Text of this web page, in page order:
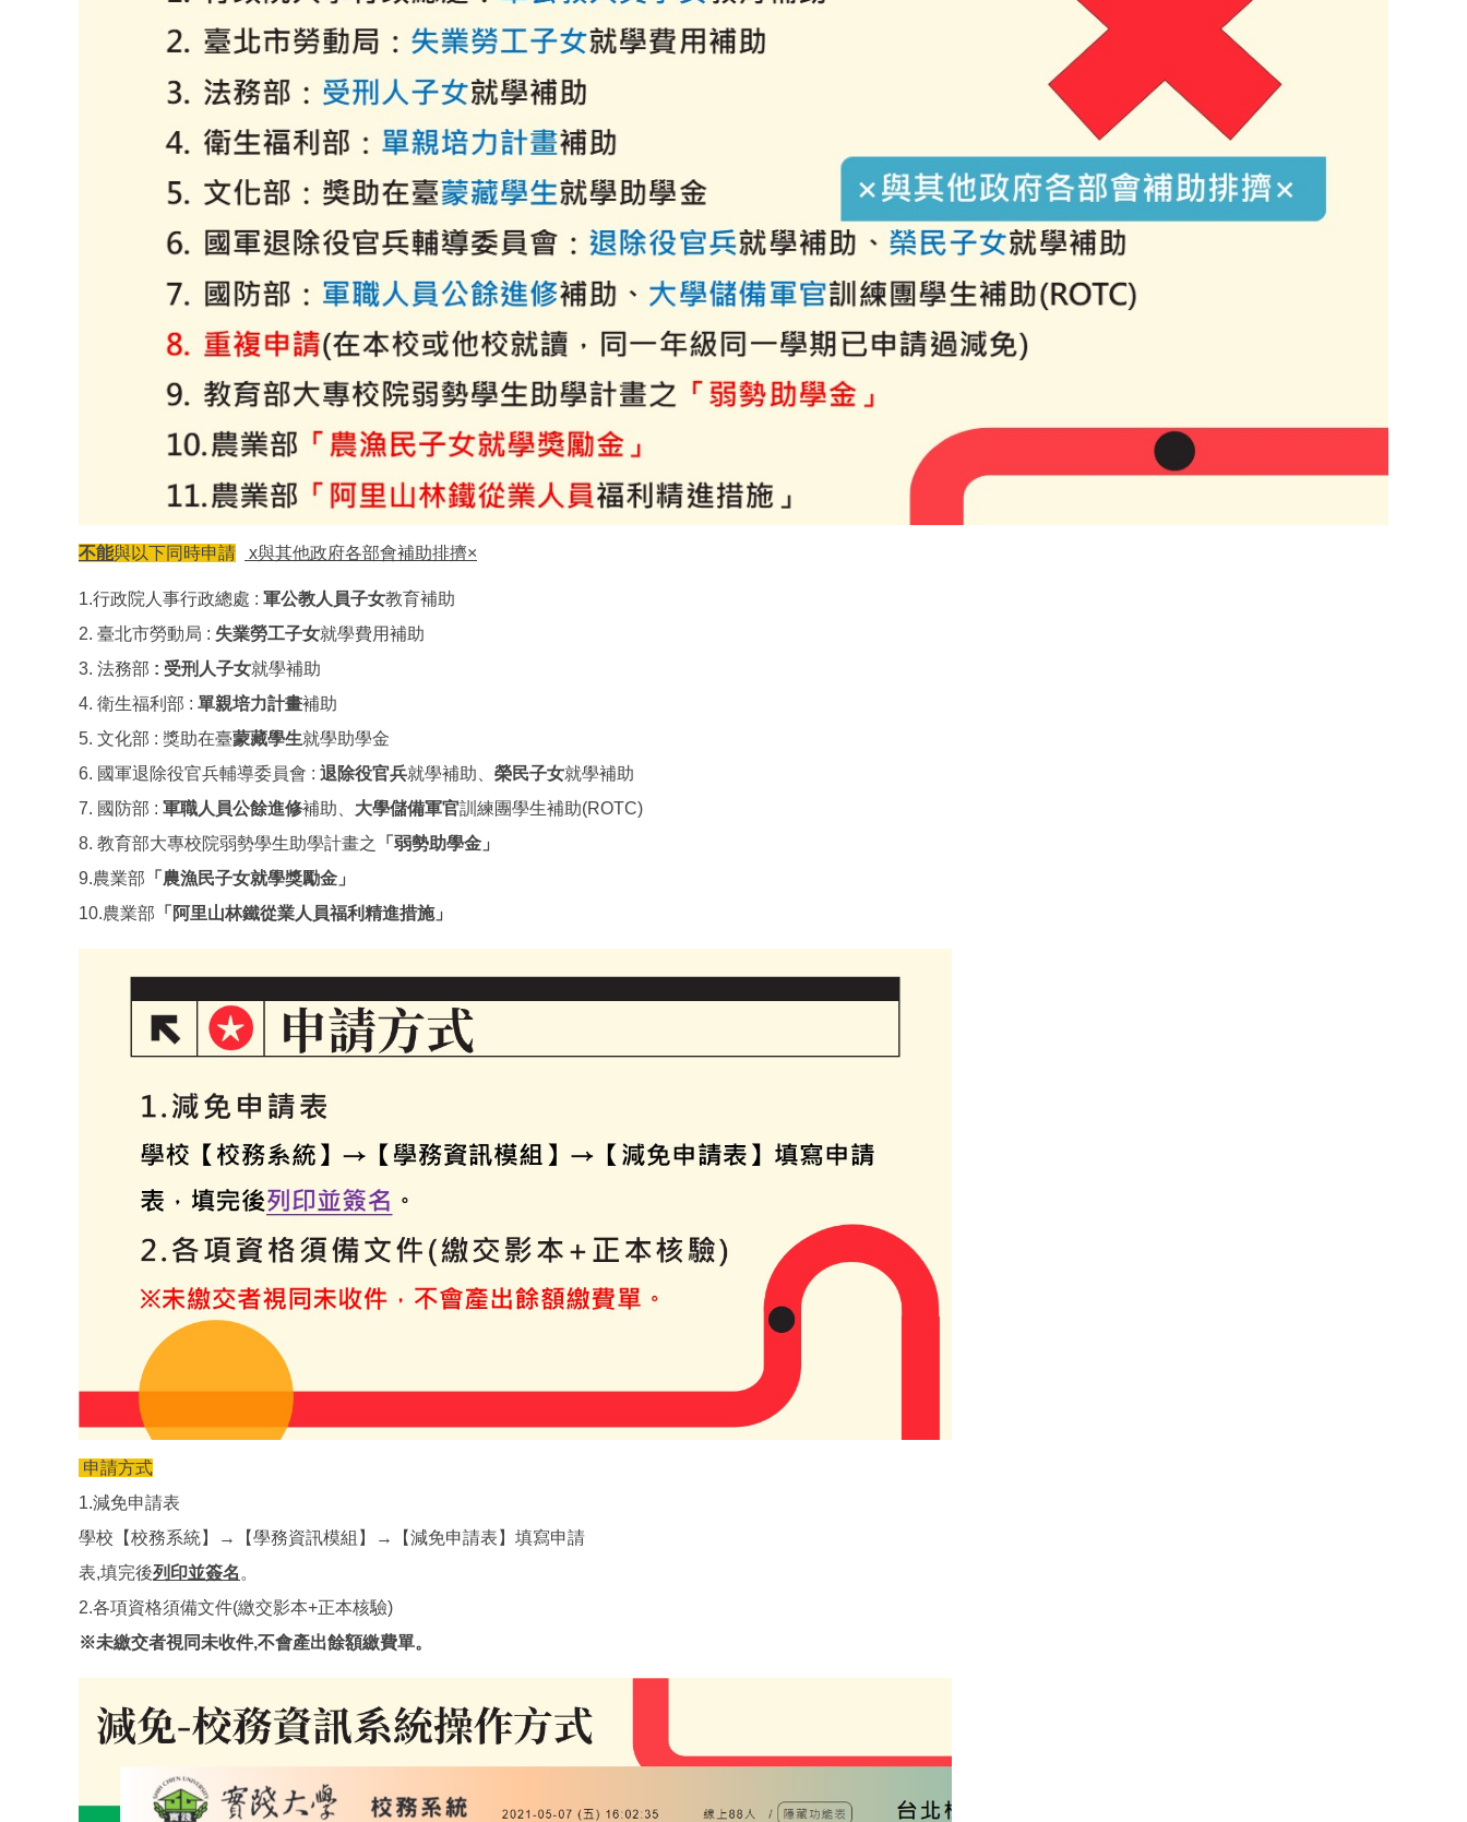
不能與以下同時申請 x與其他政府各部會補助排擠×
1.行政院人事行政總處 : 軍公教人員子女教育補助
2. 臺北市勞動局 : 失業勞工子女就學費用補助
3. 法務部 : 受刑人子女就學補助
4. 衛生福利部 : 單親培力計畫補助
5. 文化部 : 獎助在臺蒙藏學生就學助學金
6. 國軍退除役官兵輔導委員會 : 退除役官兵就學補助、 榮民子女就學補助
7. 國防部 : 軍職人員公餘進修補助、 大學儲備軍官訓練團學生補助(ROTC)
8. 教育部大專校院弱勢學生助學計畫之
「弱勢助學金」
9.農業部 「農漁民子女就學獎勵金」
10.農業部 「阿里山林鐵從業人員福利精進措施」
申請方式
1.減免申請表
學校【校務系統】→【學務資訊模組】→【減免申請表】填寫申請
表,填完後列印並簽名 。
2.各項資格須備文件(繳交影本+正本核驗)
※未繳交者視同未收件,不會產出餘額繳費單。